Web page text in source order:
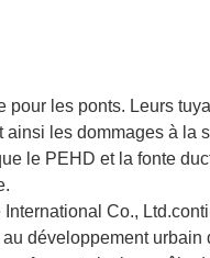
pour les ponts. Leurs
les dommages à la
le PEHD et la fonte
Co., Ltd.
développement urbain